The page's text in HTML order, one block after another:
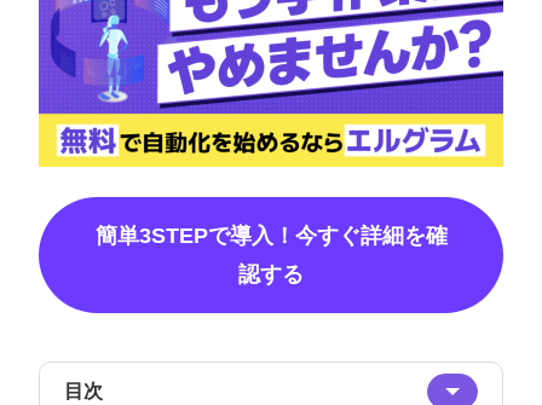
簡単3STEPで導入！今すぐ詳細を確
認する
目次